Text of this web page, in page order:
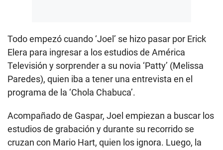
Todo empezó cuando ‘Joel’ se hizo pasar por Erick
Elera para ingresar a los estudios de América
Televisión y sorprender a su novia ‘Patty’ (Melissa
Paredes), quien iba a tener una entrevista en el
programa de la ‘Chola Chabuca’.
Acompañado de Gaspar, Joel empiezan a buscar los
estudios de grabación y durante su recorrido se
cruzan con Mario Hart, quien los ignora. Luego, la